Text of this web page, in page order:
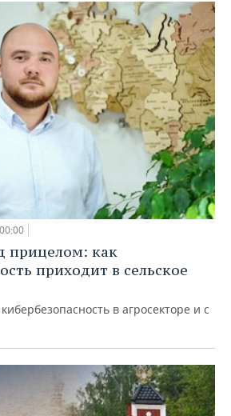
прицелом: как
приходит в сельское
в агросекторе и с